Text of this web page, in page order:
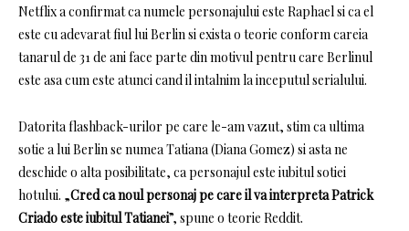
Netflix a confirmat ca numele personajului este Raphael si ca el
este cu adevarat fiul lui Berlin si exista o teorie conform careia
tanarul de 31 de ani face parte din motivul pentru care Berlinul
este asa cum este atunci cand il intalnim la inceputul serialului.
Datorita flashback-urilor pe care le-am vazut, stim ca ultima
sotie a lui Berlin se numea Tatiana (Diana Gomez) si asta ne
deschide o alta posibilitate, ca personajul este iubitul sotiei
hotului. „Cred ca noul personaj pe care il va interpreta Patrick
Criado este iubitul Tatianei”, spune o teorie Reddit.